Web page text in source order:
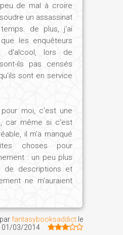
de mal à croire
un assassinat
de plus, j'ai
les enquêteurs
d'alcool, lors de
ils pas censés
sont en service
moi, c'est une
car même si c'est
il m'a manqué
choses pour
: un peu plus
de descriptions et
ne m'auraient
fantasybooksaddict le
01/03/2014